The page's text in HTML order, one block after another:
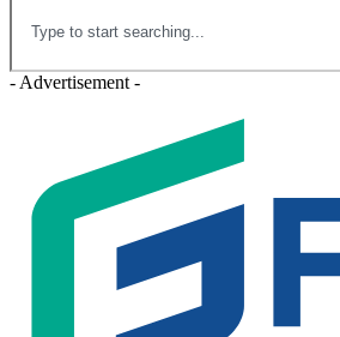
- Advertisement -